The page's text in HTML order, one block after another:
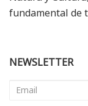
fundamental de
NEWSLETTER